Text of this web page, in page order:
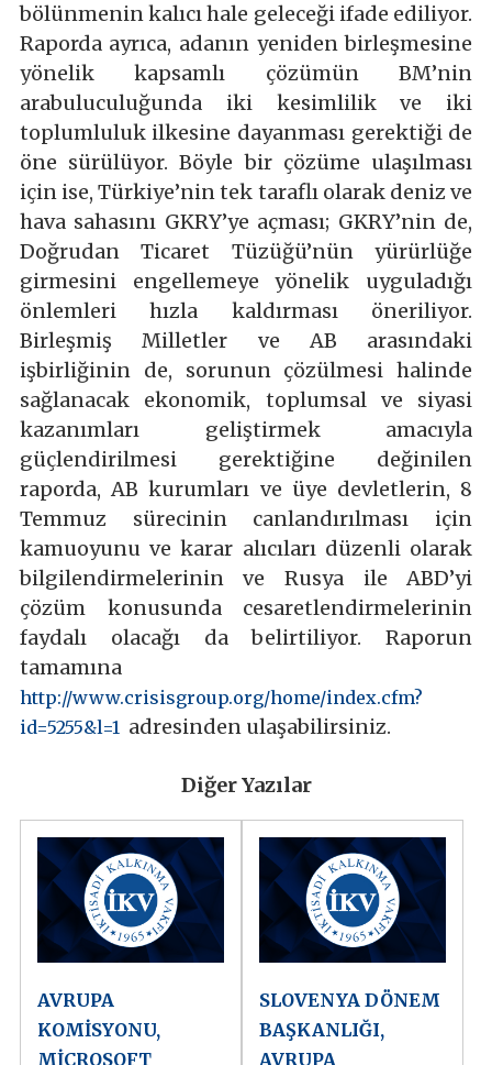
bölünmenin kalıcı hale geleceği ifade ediliyor.
Raporda ayrıca, adanın yeniden birleşmesine
yönelik kapsamlı çözümün BM’nin
arabuluculuğunda iki kesimlilik ve iki
toplumluluk ilkesine dayanması gerektiği de
öne sürülüyor. Böyle bir çözüme ulaşılması
için ise, Türkiye’nin tek taraflı olarak deniz ve
hava sahasını GKRY’ye açması; GKRY’nin de,
Doğrudan Ticaret Tüzüğü’nün yürürlüğe
girmesini engellemeye yönelik uyguladığı
önlemleri hızla kaldırması öneriliyor.
Birleşmiş Milletler ve AB arasındaki
işbirliğinin de, sorunun çözülmesi halinde
sağlanacak ekonomik, toplumsal ve siyasi
kazanımları geliştirmek amacıyla
güçlendirilmesi gerektiğine değinilen
raporda, AB kurumları ve üye devletlerin, 8
Temmuz sürecinin canlandırılması için
kamuoyunu ve karar alıcıları düzenli olarak
bilgilendirmelerinin ve Rusya ile ABD’yi
çözüm konusunda cesaretlendirmelerinin
faydalı olacağı da belirtiliyor. Raporun
tamamına
http://www.crisisgroup.org/home/index.cfm?
id=5255&l=1adresinden ulaşabilirsiniz.
Diğer Yazılar
AVRUPA
KOMİSYONU,
MİCROSOFT
SLOVENYA DÖNEM
BAŞKANLIĞI,
AVRUPA